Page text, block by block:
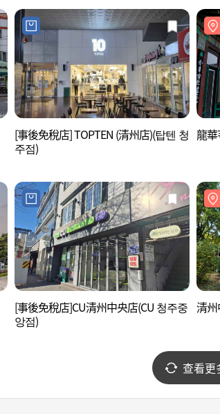
[事後免稅店] TOPTEN (清州店)(탑텐 청
주점)
龍華
[事後免稅店]CU清州中央店(CU 청주중
앙점)
清
查看更